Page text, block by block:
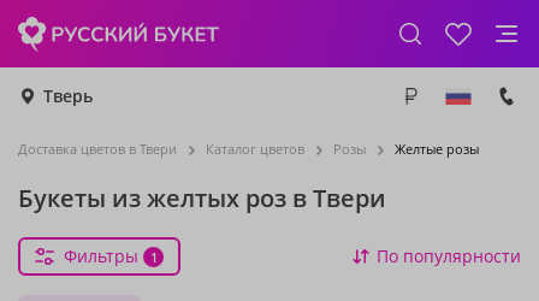
Тверь
Доставка цветов в Твери Каталог цветов Розы Желтые розы
Букеты из желтых роз в Твери
Фильтры 1 По популярности